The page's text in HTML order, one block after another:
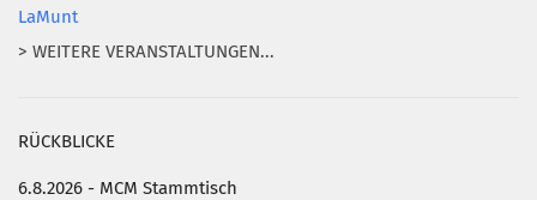
LaMunt
> WEITERE VERANSTALTUNGEN...
RÜCKBLICKE
6.8.2026 - MCM Stammtisch